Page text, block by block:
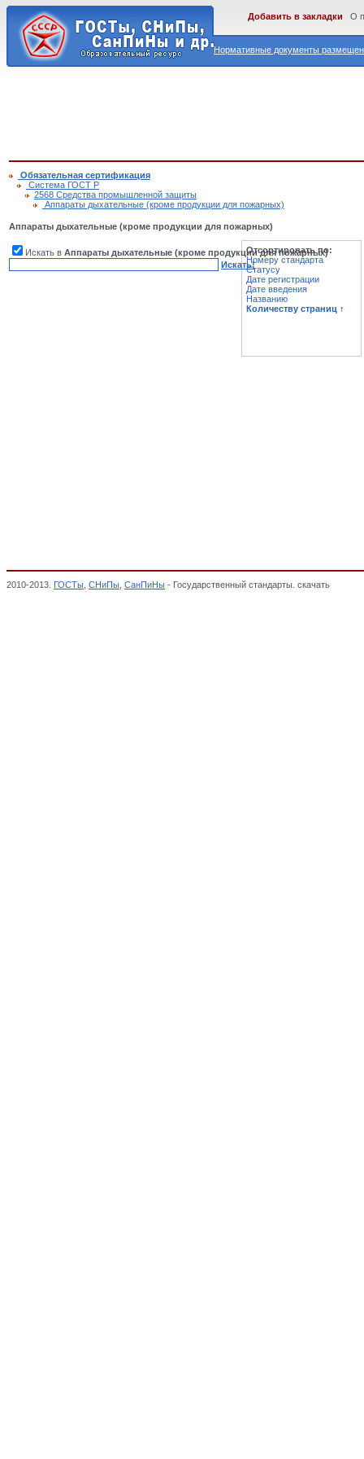
Нормативные документы
Добавить в закладки О
Обязательная сертификация
Cистема ГОСТ Р
2568 Средства промышленной защиты
Аппараты дыхательные (кроме продукции для пожарных)
Аппараты дыхательные (кроме продукции для пожарных)
Искать в Аппараты дыхательные (кроме продукции для пожарных)
Искать!
Отсортировать по:
Номеру стандарта
Статусу
Дате регистрации
Дате введения
Названию
Количеству страниц ↑
2010-2013. ГОСТы СНиПы СанПиНы - Государственный стандарты. скачать